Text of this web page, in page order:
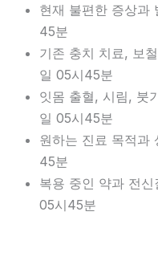
현재 불편한 증상과
45분
기존 충치 치료, 보
일 05시45분
잇몸 출혈, 시림, 붓
일 05시45분
원하는 진료 목적과
45분
복용 중인 약과 전
05시45분